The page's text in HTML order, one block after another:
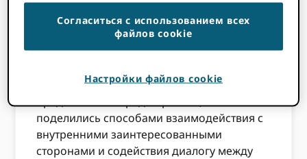
Руководители консорциумов с самого
начала выстроили отличную динамику
гораздо больше общего, чем они
предполагали. Среди прочего, они
поделились способами взаимодействия с
внутренними заинтересованными
сторонами и содействия диалогу между
Согласиться с использованием всех
файлов cookie
Настройки файлов cookie